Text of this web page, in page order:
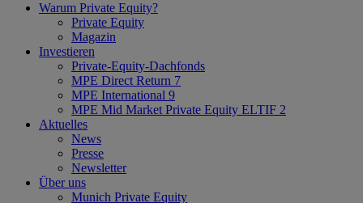
Warum Private Equity?
Private Equity
Magazin
Investieren
Private-Equity-Dachfonds
MPE Direct Return 7
MPE International 9
MPE Mid Market Private Equity ELTIF 2
Aktuelles
News
Presse
Newsletter
Über uns
Munich Private Equity